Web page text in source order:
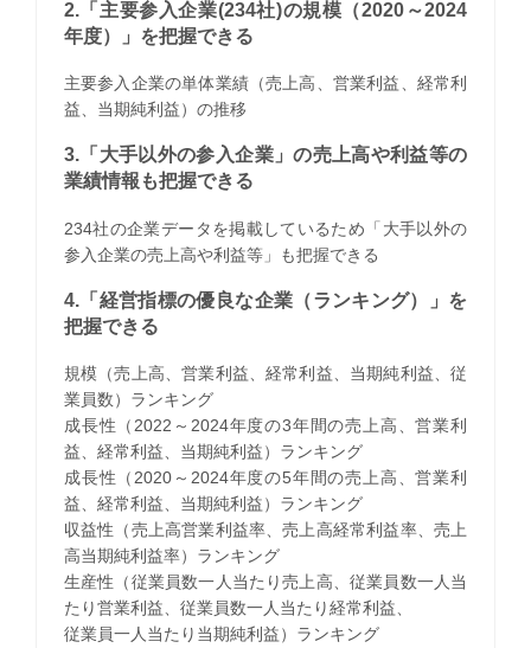
2.「主要参入企業(234社)の規模（2020～2024
年度）」を把握できる
主要参入企業の単体業績（売上高、営業利益、経常利
益、当期純利益）の推移
3.「大手以外の参入企業」の売上高や利益等の
業績情報も把握できる
234社の企業データを掲載しているため「大手以外の
参入企業の売上高や利益等」も把握できる
4.「経営指標の優良な企業（ランキング）」を
把握できる
規模（売上高、営業利益、経常利益、当期純利益、従
業員数）ランキング
成長性（2022～2024年度の3年間の売上高、営業利
益、経常利益、当期純利益）ランキング
成長性（2020～2024年度の5年間の売上高、営業利
益、経常利益、当期純利益）ランキング
収益性（売上高営業利益率、売上高経常利益率、売上
高当期純利益率）ランキング
生産性（従業員数一人当たり売上高、従業員数一人当
たり営業利益、従業員数一人当たり経常利益、
従業員一人当たり当期純利益）ランキング